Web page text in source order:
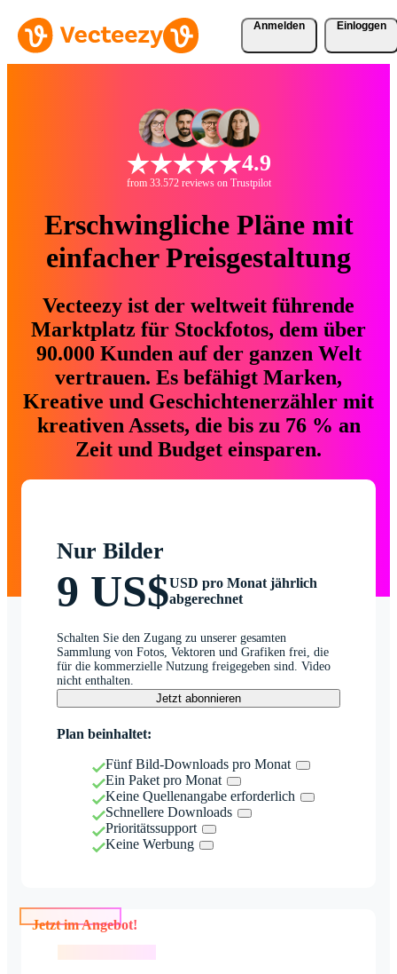
Anmelden Einloggen
4.9
from 33.572 reviews on Trustpilot
Erschwingliche Pläne mit
einfacher Preisgestaltung
Vecteezy ist der weltweit führende
Marktplatz für Stockfotos, dem über
90.000 Kunden auf der ganzen Welt
vertrauen. Es befähigt Marken,
Kreative und Geschichtenerzähler mit
kreativen Assets, die bis zu 76 % an
Zeit und Budget einsparen.
Nur Bilder
9 US$USD pro Monat jährlich
abgerechnet
Schalten Sie den Zugang zu unserer gesamten
Sammlung von Fotos, Vektoren und Grafiken frei, die
für die kommerzielle Nutzung freigegeben sind. Video
nicht enthalten.
Jetzt abonnieren
Plan beinhaltet:
Fünf Bild-Downloads pro Monat
Ein Paket pro Monat
Keine Quellenangabe erforderlich
Schnellere Downloads
Prioritätssupport
Keine Werbung
Jetzt im Angebot!